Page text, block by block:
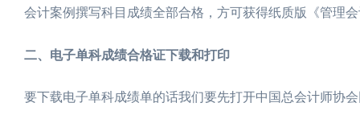
会计案例撰写科目成绩全部合格，方可获得纸质版《管理
二、电子单科成绩合格证下载和打印
要下载电子单科成绩单的话我们要先打开中国总会计师协